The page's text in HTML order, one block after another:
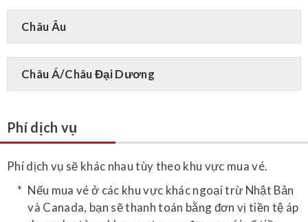
Châu Âu
Châu Á/Châu Đại Dương
Phí dịch vụ
Phí dịch vụ sẽ khác nhau tùy theo khu vực mua vé.
Nếu mua vé ở các khu vực khác ngoại trừ Nhật Bản
và Canada, bạn sẽ thanh toán bằng đơn vị tiền tệ áp